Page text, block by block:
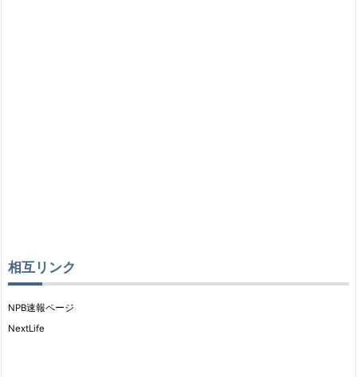
相互リンク
NPB速報ページ
NextLife